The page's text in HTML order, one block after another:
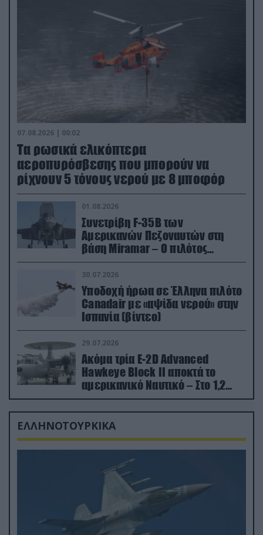
07.08.2026 | 00:02
Τα ρωσικά ελικόπτερα
αεροπυρόσβεσης που μπορούν να
ρίχνουν 5 τόνους νερού με 8 μποφόρ
01.08.2026
Συνετρίβη F-35B των
Αμερικανών Πεζοναυτών στη
βάση Miramar – Ο πιλότος
εκτινάχθηκε εγκαίρως
30.07.2026
Υποδοχή ήρωα σε Έλληνα πιλότο
Canadair με «αψίδα νερού» στην
Ισπανία (βίντεο)
29.07.2026
Ακόμα τρία E-2D Advanced
Hawkeye Block II αποκτά το
αμερικανικό Ναυτικό – Στο 1,2
δισ.δολάρια το κόστος
ΕΛΛΗΝΟΤΟΥΡΚΙΚΑ